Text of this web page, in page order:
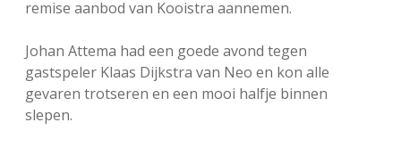
remise aanbod van Kooistra aannemen.
Johan Attema had een goede avond tegen
gastspeler Klaas Dijkstra van Neo en kon alle
gevaren trotseren en een mooi halfje binnen
slepen.